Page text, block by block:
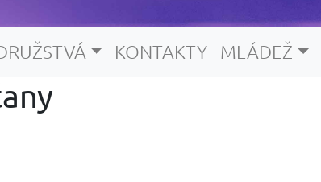
KONTAKTY MLÁDEŽ